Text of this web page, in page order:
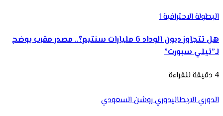
البطولة الاحترافية 1
هل تتجاوز ديون الوداد 6 مليارات سنتيم؟.. مصدر مقرب يوضح
لـ”تيلي سبورت”
4 دقيقة للقراءة
الدوري الايطاليدوري روشن السعودي